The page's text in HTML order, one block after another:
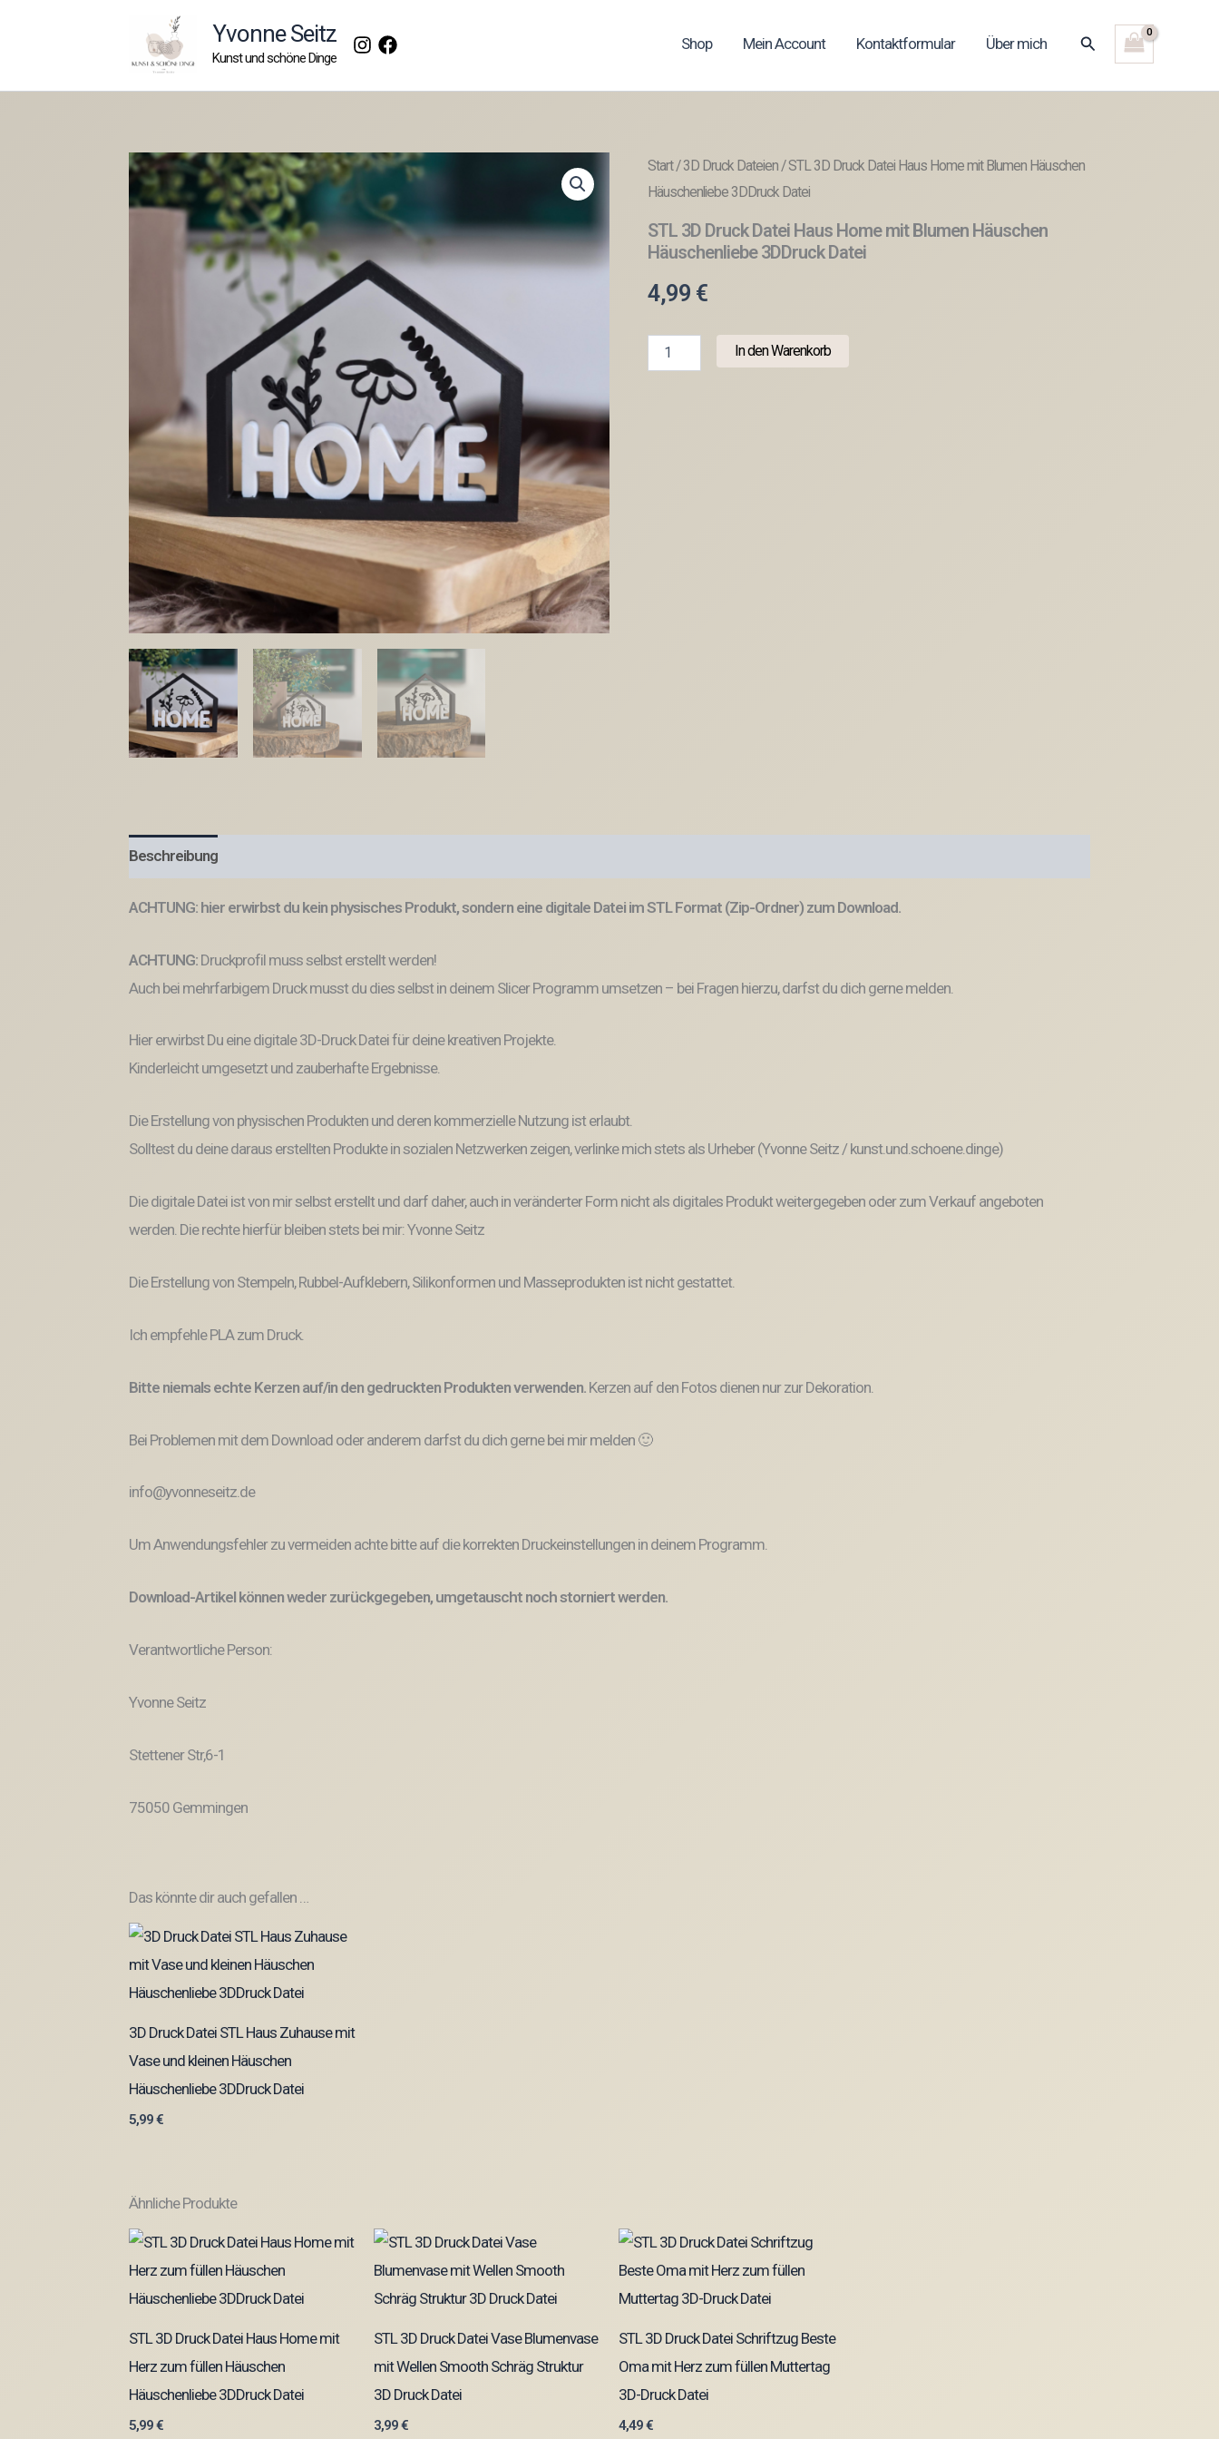
Yvonne Seitz
Kunst und schöne Dinge
Shop Mein Account Kontaktformular Über mich Suchen
Start/3D Druck Dateien/ STL 3D Druck Datei Haus Home mit Blumen Häuschen
Häuschenliebe 3DDruck Datei
STL 3D Druck Datei Haus Home mit Blumen Häuschen
Häuschenliebe 3DDruck Datei
4,99 €
In den Warenkorb
Beschreibung
ACHTUNG: hier erwirbst du kein physisches Produkt, sondern eine digitale Datei im STL Format (Zip-Ordner) zum Download.
ACHTUNG: Druckprofil muss selbst erstellt werden!
Auch bei mehrfarbigem Druck musst du dies selbst in deinem Slicer Programm umsetzen – bei Fragen hierzu, darfst du dich gerne melden.
Hier erwirbst Du eine digitale 3D-Druck Datei für deine kreativen Projekte.
Kinderleicht umgesetzt und zauberhafte Ergebnisse.
Die Erstellung von physischen Produkten und deren kommerzielle Nutzung ist erlaubt.
Solltest du deine daraus erstellten Produkte in sozialen Netzwerken zeigen, verlinke mich stets als Urheber (Yvonne Seitz / kunst.und.schoene.dinge)
Die digitale Datei ist von mir selbst erstellt und darf daher, auch in veränderter Form nicht als digitales Produkt weitergegeben oder zum Verkauf angeboten
werden. Die rechte hierfür bleiben stets bei mir: Yvonne Seitz
Die Erstellung von Stempeln, Rubbel-Aufklebern, Silikonformen und Masseprodukten ist nicht gestattet.
Ich empfehle PLA zum Druck.
Bitte niemals echte Kerzen auf/in den gedruckten Produkten verwenden. Kerzen auf den Fotos dienen nur zur Dekoration.
Bei Problemen mit dem Download oder anderem darfst du dich gerne bei mir melden 🙂
info@yvonneseitz.de
Um Anwendungsfehler zu vermeiden achte bitte auf die korrekten Druckeinstellungen in deinem Programm.
Download-Artikel können weder zurückgegeben, umgetauscht noch storniert werden.
Verantwortliche Person:
Yvonne Seitz
Stettener Str,6-1
75050 Gemmingen
Das könnte dir auch gefallen …
3D Druck Datei STL Haus Zuhause mit
Vase und kleinen Häuschen
Häuschenliebe 3DDruck Datei
5,99€
Ähnliche Produkte
STL 3D Druck Datei Haus Home mit
Herz zum füllen Häuschen
Häuschenliebe 3DDruck Datei
5,99€
STL 3D Druck Datei Vase Blumenvase
mit Wellen Smooth Schräg Struktur
3D Druck Datei
3,99€
STL 3D Druck Datei Schriftzug Beste
Oma mit Herz zum füllen Muttertag
3D-Druck Datei
4,49€